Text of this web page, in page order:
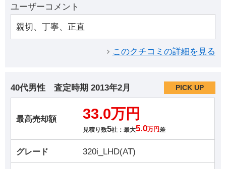
ユーザーコメント
親切、丁寧、正直
このクチコミの詳細を見る
40代男性 査定時期 2013年2月 PICK UP
最高売却額 33.0万円
見積り数5社：最大5.0万円 差
グレード 320i_LHD(AT)